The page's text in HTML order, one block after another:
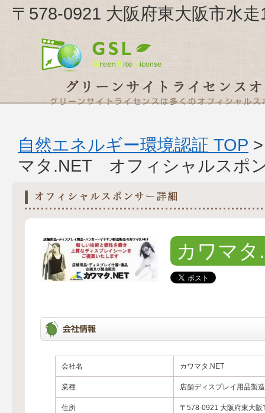
〒578-0921 大阪府東大阪市水
自然エネルギー環境認証 TOP
マタ.NET オフィシャルスポ
カワマタ
会社名 カワマタ.NET
業種 店舗ディスプレイ用品製
住所 〒578-0921 大阪府東大阪